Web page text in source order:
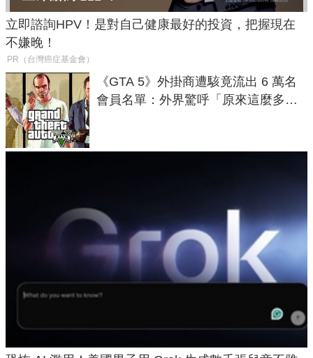
立即諮詢HPV！是對自己健康最好的投資，把握現在
不嫌晚！
PR（台灣癌症基金會）
《GTA 5》外掛商遭駭竟流出 6 萬名
會員名單：外界驚呼「原來這麼多人